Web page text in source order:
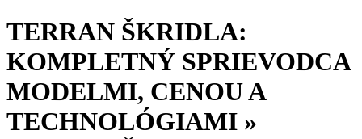
TERRAN ŠKRIDLA:
KOMPLETNÝ SPRIEVODCA
MODELMI, CENOU A
TECHNOLÓGIAMI »